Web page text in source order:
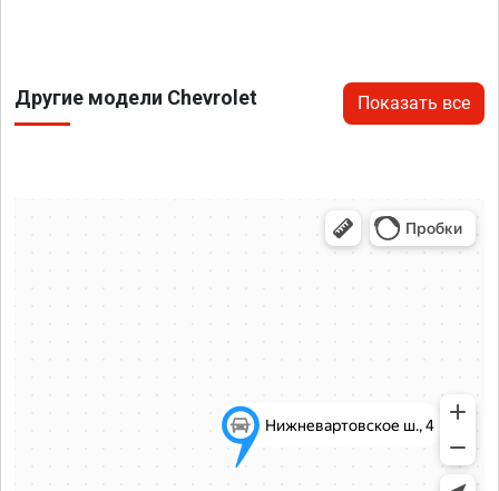
Другие модели Chevrolet Показать все